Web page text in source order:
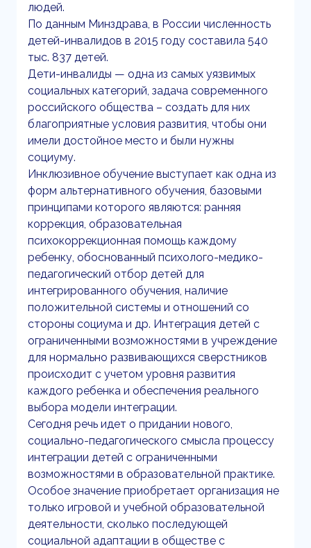
людей.
По данным Минздрава, в России численность
детей-инвалидов в 2015 году составила 540
тыс. 837 детей.
Дети-инвалиды — одна из самых уязвимых
социальных категорий, задача современного
российского общества – создать для них
благоприятные условия развития, чтобы они
имели достойное место и были нужны
социуму.
Инклюзивное обучение выступает как одна из
форм альтернативного обучения, базовыми
принципами которого являются: ранняя
коррекция, образовательная
психокоррекционная помощь каждому
ребенку, обоснованный психолого-медико-
педагогический отбор детей для
интегрированного обучения, наличие
положительной системы и отношений со
стороны социума и др. Интеграция детей с
ограниченными возможностями в учреждение
для нормально развивающихся сверстников
происходит с учетом уровня развития
каждого ребенка и обеспечения реального
выбора модели интеграции.
Сегодня речь идет о придании нового,
социально-педагогического смысла процессу
интеграции детей с ограниченными
возможностями в образовательной практике.
Особое значение приобретает организация не
только игровой и учебной образовательной
деятельности, сколько последующей
социальной адаптации в обществе с